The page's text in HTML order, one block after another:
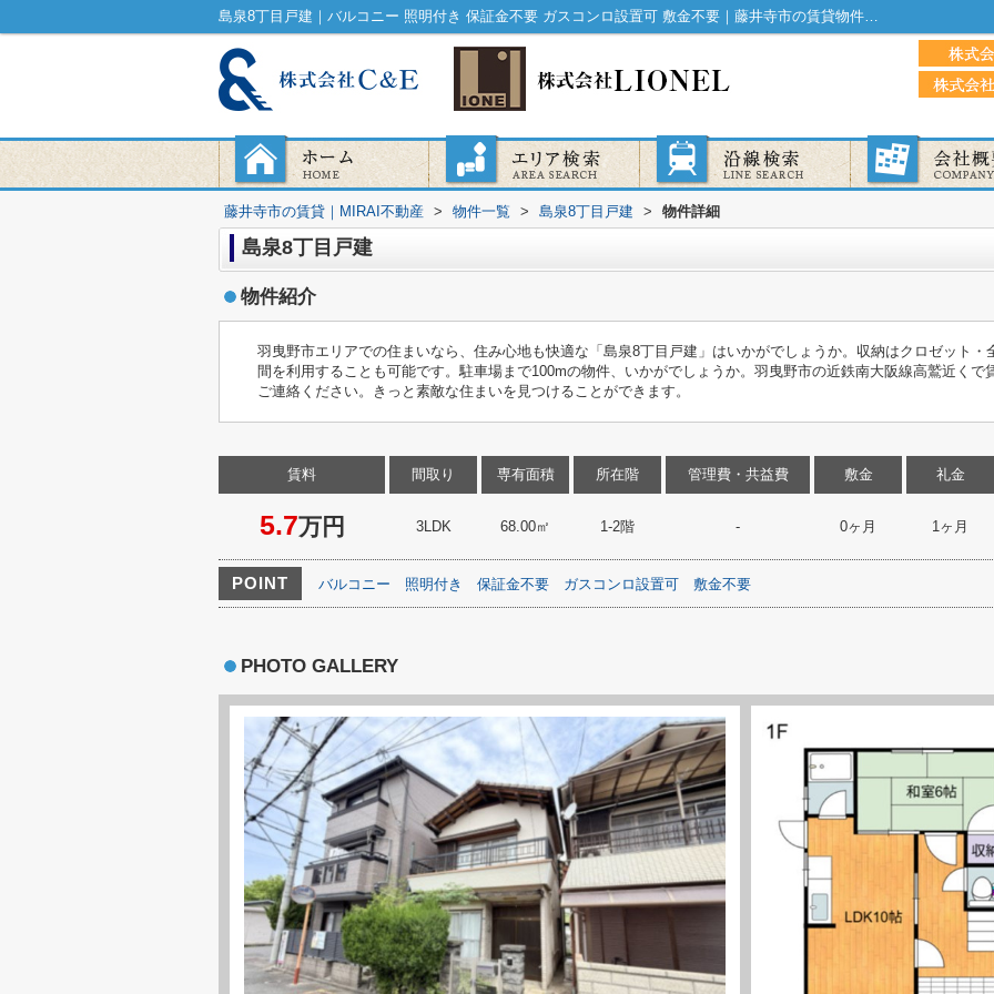
島泉8丁目戸建｜バルコニー 照明付き 保証金不要 ガスコンロ設置可 敷金不要｜藤井寺市の賃貸物件はMIRAI不動産
藤井寺市の賃貸｜MIRAI不動産 > 物件一覧 > 島泉8丁目戸建 > 物件詳細
島泉8丁目戸建
物件紹介
羽曳野市エリアでの住まいなら、住み心地も快適な「島泉8丁目戸建」はいかがでしょうか。収納はクロゼット
間を利用することも可能です。駐車場まで100mの物件、いかがでしょうか。羽曳野市の近鉄南大阪線高鷲近くで
ご連絡ください。きっと素敵な住まいを見つけることができます。
賃料
5.7万円
間取り
3LDK
専有面積
68.00㎡
所在階
1-2階
管理費・共益費
-
敷金
0ヶ月
礼金
1ヶ月
POINT バルコニー 照明付き 保証金不要 ガスコンロ設置可 敷金不要
PHOTO GALLERY